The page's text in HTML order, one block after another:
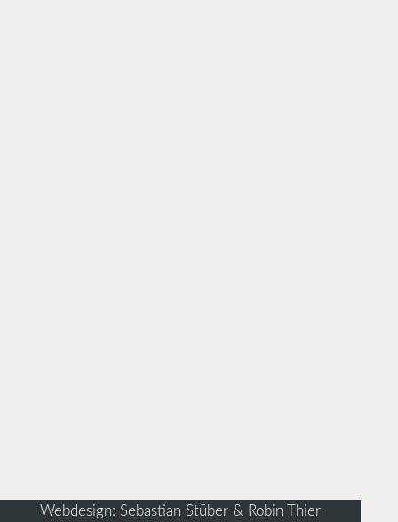
Webdesign: Sebastian Stüber & Robin Thier